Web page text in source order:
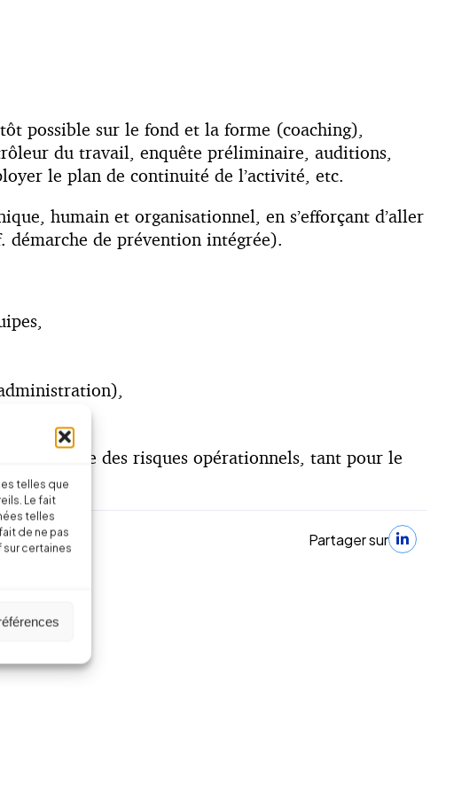
telles que
Le fait
telles
de ne pas
certaines
possible sur le fond et la forme (coaching),
du travail, enquête préliminaire, auditions,
le plan de continuité de l’activité, etc.
humain et organisationnel, en s’efforçant d’aller
de prévention intégrée).
maîtrise des risques opérationnels, tant pour le
Partager sur